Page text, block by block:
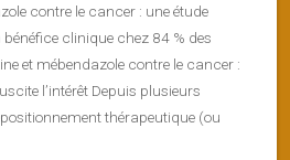
contre le cancer : une étude
clinique chez 84 % des
et mébendazole contre le cancer :
l’intérêt Depuis plusieurs
thérapeutique (ou